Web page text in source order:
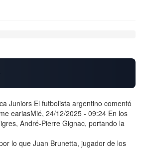
Juniors El futbolista argentino comentó
eariasMié, 24/12/2025 - 09:24 En los
André-Pierre Gignac, portando la
lo que Juan Brunetta, jugador de los